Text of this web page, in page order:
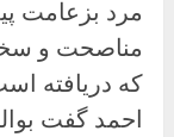
مرد بزعامت
مناصحت و
که دریافته
احمد گفت